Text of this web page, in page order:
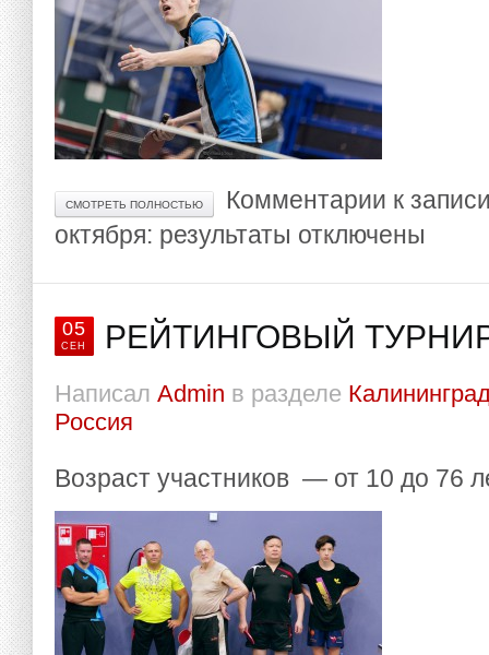
СМОТРЕТЬ ПОЛНОСТЬЮ Комментарии к
октября: результаты отключены
05
СЕН РЕЙТИНГОВЫЙ
Написал Admin в разделе
Россия
Возраст участников — от 10 до 76